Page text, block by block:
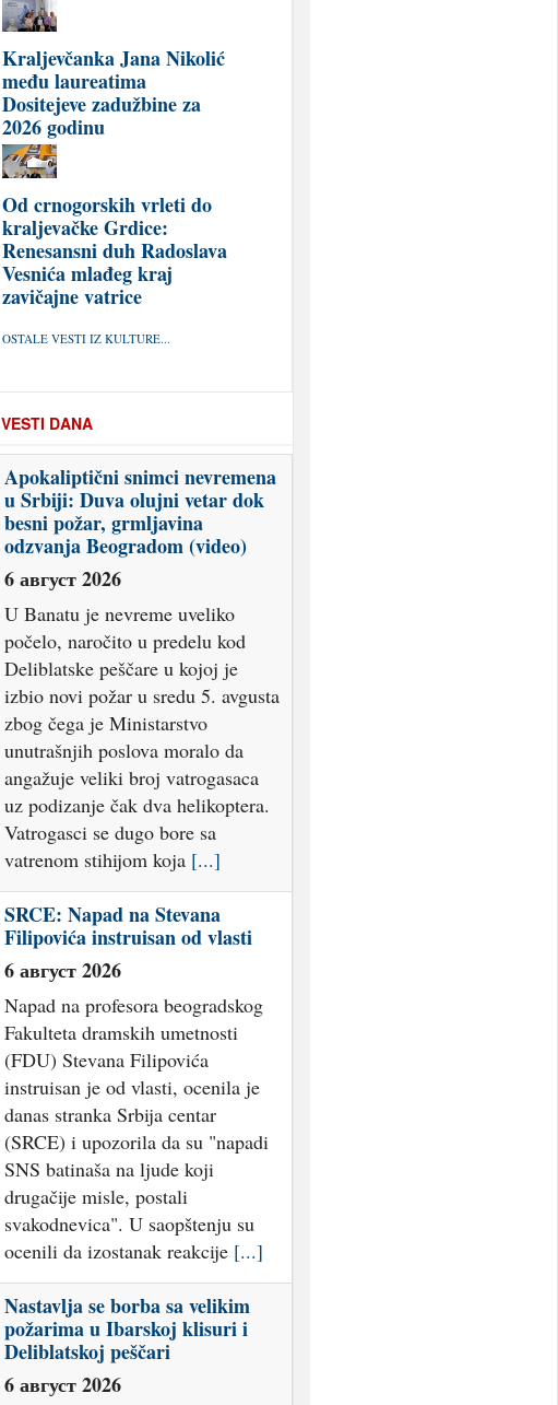
Kraljevčanka Jana Nikolić
među laureatima
Dositejeve zadužbine za
2026 godinu
Od crnogorskih vrleti do
kraljevačke Grdice:
Renesansni duh Radoslava
Vesnića mlađeg kraj
zavičajne vatrice
OSTALE VESTI IZ KULTURE...
VESTI DANA
SRCE: Napad na Stevana
Filipovića instruisan od vlasti
6 август 2026
Napad na profesora beogradskog
Fakulteta dramskih umetnosti
(FDU) Stevana Filipovića
instruisan je od vlasti, ocenila je
danas stranka Srbija centar
(SRCE) i upozorila da su "napadi
SNS batinaša na ljude koji
drugačije misle, postali
svakodnevica". U saopštenju su
ocenili da izostanak reakcije[...]
Nastavlja se borba sa velikim
požarima u Ibarskoj klisuri i
Deliblatskoj peščari
6 август 2026
Vatrogasne ekipe i helikopteri
MUP-a ulažu maksimalne napore
na gašenju požara u teškim
uslovima Veliki šumski požari u
Ibarskoj klisuri i Deliblatskoj
peščari i dalje bukte, a gašenje
otežavaju nepristupačan teren i jak
vetar. Na terenu je preko 100
vatrogasaca i pripadnika MUP-a
koji uz pomoć [...]
U Novom Sadu zaplenjen kokain
i marihuana i uhapšena trojica
iz Kragujevca, Čačka i
Beograda
6 август 2026